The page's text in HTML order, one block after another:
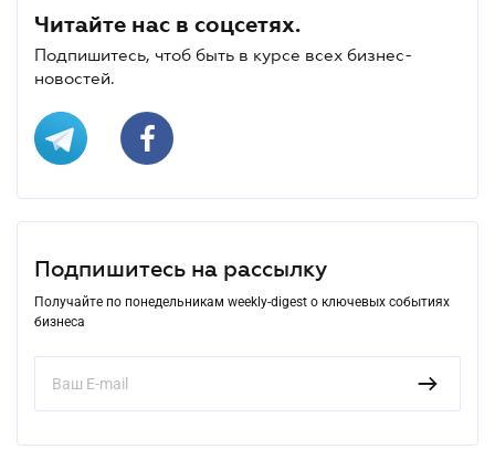
Читайте нас в соцсетях.
Подпишитесь, чтоб быть в курсе всех бизнес-
новостей.
Подпишитесь на рассылку
Получайте по понедельникам weekly-digest о ключевых событиях
бизнеса